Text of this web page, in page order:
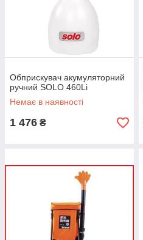
Обприскувач акумуляторний
ручний SOLO 460Li
Немає в наявності
1 476 ₴